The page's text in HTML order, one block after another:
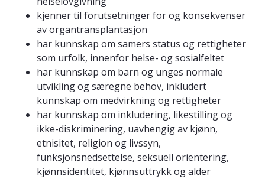
kjenner til forutsetninger for og konsekvenser
av organtransplantasjon
har kunnskap om samers status og rettigheter
som urfolk, innenfor helse- og sosialfeltet
har kunnskap om barn og unges normale
utvikling og særegne behov, inkludert
kunnskap om medvirkning og rettigheter
har kunnskap om inkludering, likestilling og
ikke-diskriminering, uavhengig av kjønn,
etnisitet, religion og livssyn,
funksjonsnedsettelse, seksuell orientering,
kjønnsidentitet, kjønnsuttrykk og alder